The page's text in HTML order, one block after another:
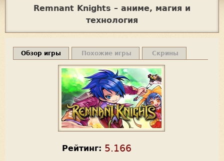
Remnant Knights – аниме, магия и
технология
Обзор игры Похожие игры Скрины
Рейтинг: 5.166